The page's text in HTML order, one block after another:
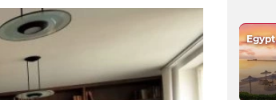
Egypt